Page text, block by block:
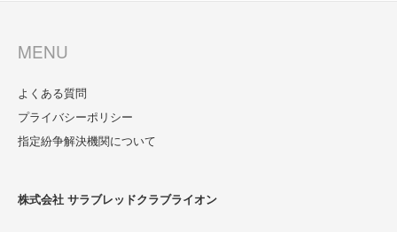
MENU
よくある質問
プライバシーポリシー
指定紛争解決機関について
株式会社 サラブレッドクラブライオン